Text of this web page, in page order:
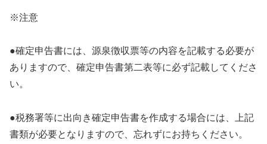
※注意
●確定申告書には、源泉徴収票等の内容を記載する必要が
ありますので、確定申告書第二表等に必ず記載してくださ
い。
●税務署等に出向き確定申告書を作成する場合には、上記
書類が必要となりますので、忘れずにお持ちください。